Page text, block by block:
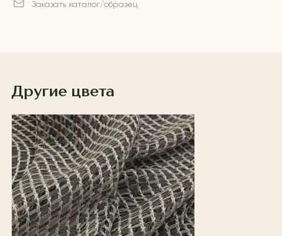
Заказать каталог/образец
Другие цвета